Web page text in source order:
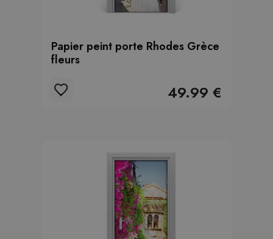
Papier peint porte Rhodes Grèce
fleurs
49.99 €